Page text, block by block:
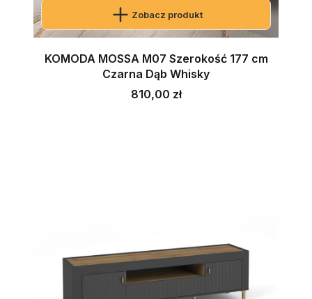
Zobacz produkt
KOMODA MOSSA M07 Szerokość 177 cm
Czarna Dąb Whisky
Cena
810,00 zł